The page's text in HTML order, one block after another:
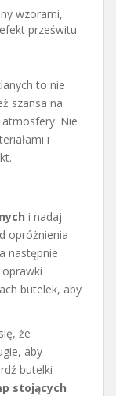
wzorami,
prześwitu
to nie
szansa na
Nie
i
i nadaj
opróżnienia
następnie
butelek, aby
że
aby
butelki
stojących